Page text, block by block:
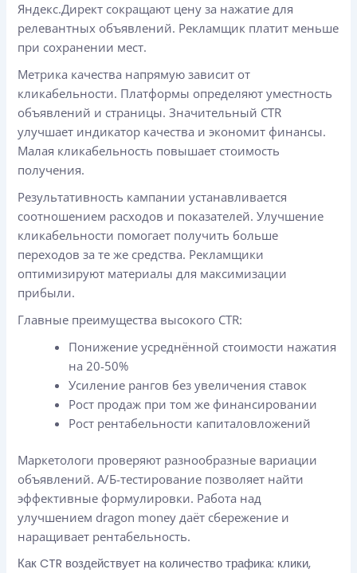
Яндекс.Директ сокращают цену за нажатие для
релевантных объявлений. Рекламщик платит меньше
при сохранении мест.
Метрика качества напрямую зависит от
кликабельности. Платформы определяют уместность
объявлений и страницы. Значительный CTR
улучшает индикатор качества и экономит финансы.
Малая кликабельность повышает стоимость
получения.
Результативность кампании устанавливается
соотношением расходов и показателей. Улучшение
кликабельности помогает получить больше
переходов за те же средства. Рекламщики
оптимизируют материалы для максимизации
прибыли.
Главные преимущества высокого CTR:
Понижение усреднённой стоимости нажатия
на 20-50%
Усиление рангов без увеличения ставок
Рост продаж при том же финансировании
Рост рентабельности капиталовложений
Маркетологи проверяют разнообразные вариации
объявлений. А/Б-тестирование позволяет найти
эффективные формулировки. Работа над
улучшением dragon money даёт сбережение и
наращивает рентабельность.
Как CTR воздействует на количество трафика: клики,